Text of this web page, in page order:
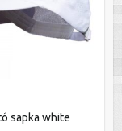
sapka white